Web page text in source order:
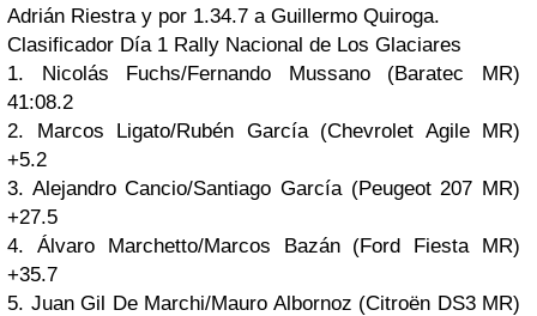
Adrián Riestra y por 1.34.7 a Guillermo Quiroga.
Clasificador Día 1 Rally Nacional de Los Glaciares
1. Nicolás Fuchs/Fernando Mussano (Baratec MR)
41:08.2
2. Marcos Ligato/Rubén García (Chevrolet Agile MR)
+5.2
3. Alejandro Cancio/Santiago García (Peugeot 207 MR)
+27.5
4. Álvaro Marchetto/Marcos Bazán (Ford Fiesta MR)
+35.7
5. Juan Gil De Marchi/Mauro Albornoz (Citroën DS3 MR)